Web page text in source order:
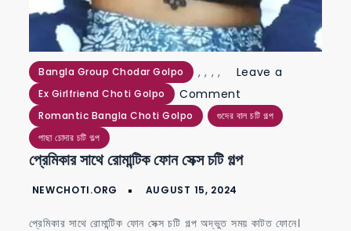
Bangla Group Chodar Golpo ,
Ex Girlfriend Choti Golpo
,
Romantic Bangla Choti Golpo
,
গুদের বাল চটি গল্প
,
পাছা চোদার চটি গল্প
Leave a
Comment
প্রেমিকার
রোমান্টিক
চটি
প্রেমিকার সাথে রোমান্টিক ফোন সেক্স চটি গল্প
প্রেমিকার সাথে রোমান্টিক ফোন সেক্স চটি গল্প অদ্ভুত সময় কাটত ফোনে।